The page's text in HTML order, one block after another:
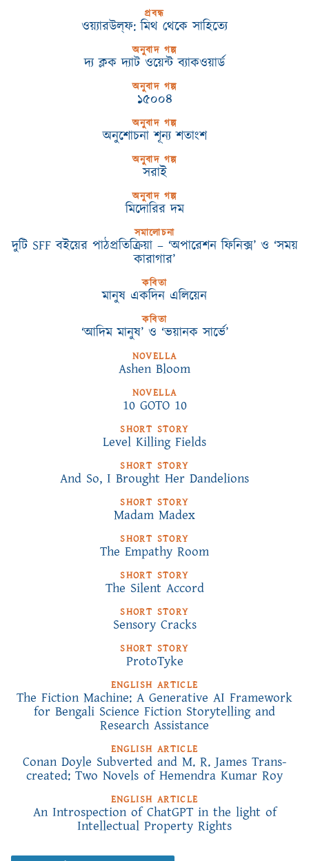
প্রবন্ধ
ওয়্যারউল্‌ফ: মিথ থেকে সাহিত্যে
অনুবাদ গল্প
দ্য ক্লক দ্যাট ওয়েন্ট ব্যাকওয়ার্ড
অনুবাদ গল্প
১৫০০৪
অনুবাদ গল্প
অনুশোচনা শূন্য শতাংশ
অনুবাদ গল্প
সরাই
অনুবাদ গল্প
মিদোরির দম
সমালোচনা
দুটি SFF বইয়ের পাঠপ্রতিক্রিয়া – ‘অপারেশন ফিনিক্স’ ও ‘সময়
কারাগার’
কবিতা
মানুষ একদিন এলিয়েন
কবিতা
‘আদিম মানুষ’ ও ‘ভয়ানক সার্ভে’
NOVELLA
Ashen Bloom
NOVELLA
10 GOTO 10
SHORT STORY
Level Killing Fields
SHORT STORY
And So, I Brought Her Dandelions
SHORT STORY
Madam Madex
SHORT STORY
The Empathy Room
SHORT STORY
The Silent Accord
SHORT STORY
Sensory Cracks
SHORT STORY
ProtoTyke
ENGLISH ARTICLE
The Fiction Machine: A Generative AI Framework
for Bengali Science Fiction Storytelling and
Research Assistance
ENGLISH ARTICLE
Conan Doyle Subverted and M. R. James Trans-
created: Two Novels of Hemendra Kumar Roy
ENGLISH ARTICLE
An Introspection of ChatGPT in the light of
Intellectual Property Rights